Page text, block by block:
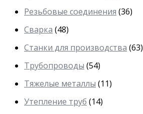
Резьбовые соединения (36)
Сварка (48)
Станки для производства (63)
Трубопроводы (54)
Тяжелые металлы (11)
Утепление труб (14)